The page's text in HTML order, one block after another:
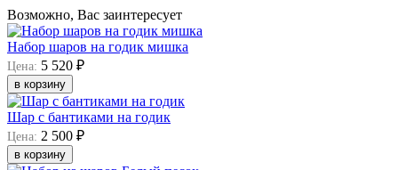
Возможно, Вас заинтересует
Набор шаров на годик мишка
Цена: 5 520 ₽
в корзину
Шар с бантиками на годик
Цена: 2 500 ₽
в корзину